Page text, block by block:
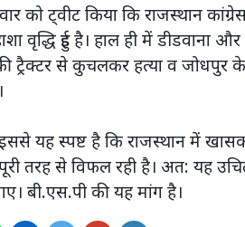
को ट्वीट किया कि राजस्थान
वृद्धि हुई है। हाल ही में डीडवाना
ट्रैक्टर से कुचलकर हत्या व जोधपुर
यह स्पष्ट है कि राजस्थान में
तरह से विफल रही है। अत: यह
बी.एस.पी की यह मांग है।